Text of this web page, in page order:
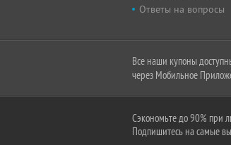
Ответы на вопросы
Все наши купоны
через Мобильное
Сэкономьте до 90% при
Подпишитесь на самые